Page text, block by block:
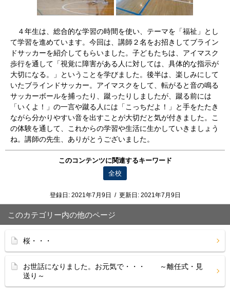
４年生は、総合的な学習の時間を使い、テーマを「福祉」とし
て学習を進めています。今回は、講師２名をお招きしてブライン
ドサッカーを紹介してもらいました。子どもたちは、アイマスク
歩行を通して「視覚に障害がある人に対しては、具体的な指示が
大切になる。」ということを学びました。後半は、楽しみにして
いたブラインドサッカー。アイマスクをして、転がると音の鳴る
サッカーボールを捕ったり、蹴ったりしましたが、蹴る前には
「いくよ！」の一言や蹴る人には「こっちだよ！」と手をたたき
ながら分かりやすい音を出すことが大切だと気が付きました。こ
の体験を通して、これからの学習や生活に生かしていきましょう
ね。講師の先生、ありがとうございました。
このコンテンツに関連するキーワード
全校
登録日: 2021年7月9日 / 更新日: 2021年7月9日
このカテゴリー内の他のページ
桜・・・
お世話になりました。お元気で・・・ ～離任式・見
送り～